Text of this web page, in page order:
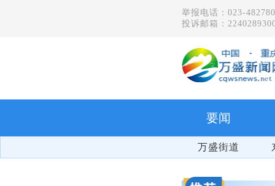
举报电话：023-
投诉邮箱：
要闻
万盛街道